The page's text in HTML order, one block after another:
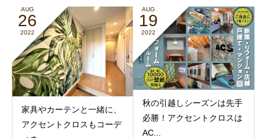
AUG
26
2022
家具やカーテンと一緒に、
アクセントクロスもコーデ
AUG
19
2022
秋の引越しシーズンは先手
必勝！アクセントクロスは
AC...